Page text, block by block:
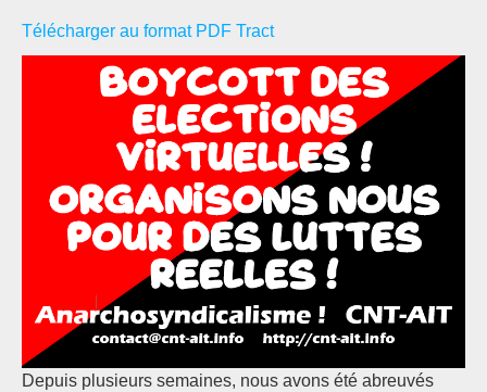
Télécharger au format PDF Tract
Depuis plusieurs semaines, nous avons été abreuvés